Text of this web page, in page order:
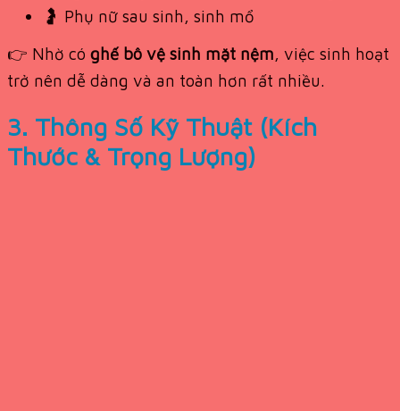
🤰 Phụ nữ sau sinh, sinh mổ
👉 Nhờ có ghế bô vệ sinh mặt nệm, việc sinh hoạt
trở nên dễ dàng và an toàn hơn rất nhiều.
3. Thông Số Kỹ Thuật (Kích
Thước & Trọng Lượng)